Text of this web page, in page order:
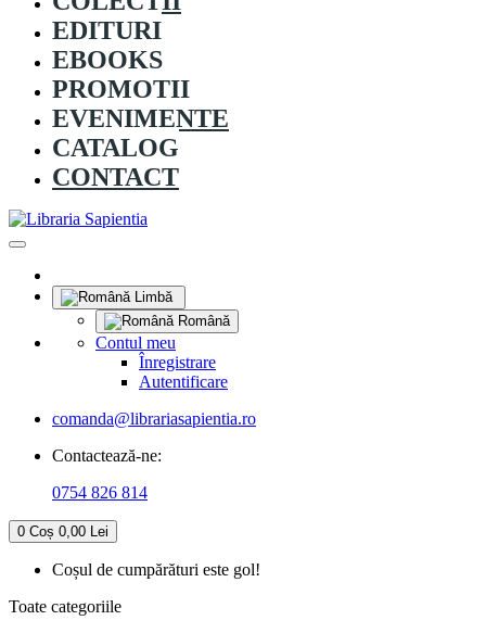
EDITURI
EBOOKS
PROMOȚII
EVENIMENTE
CATALOG
CONTACT
Limbă
Română
Contul meu
Înregistrare
Autentificare
comanda@librariasapientia.ro
Contactează-ne:
0754 826 814
0 Coș 0,00 Lei
Coșul de cumpărături este gol!
Toate categoriile